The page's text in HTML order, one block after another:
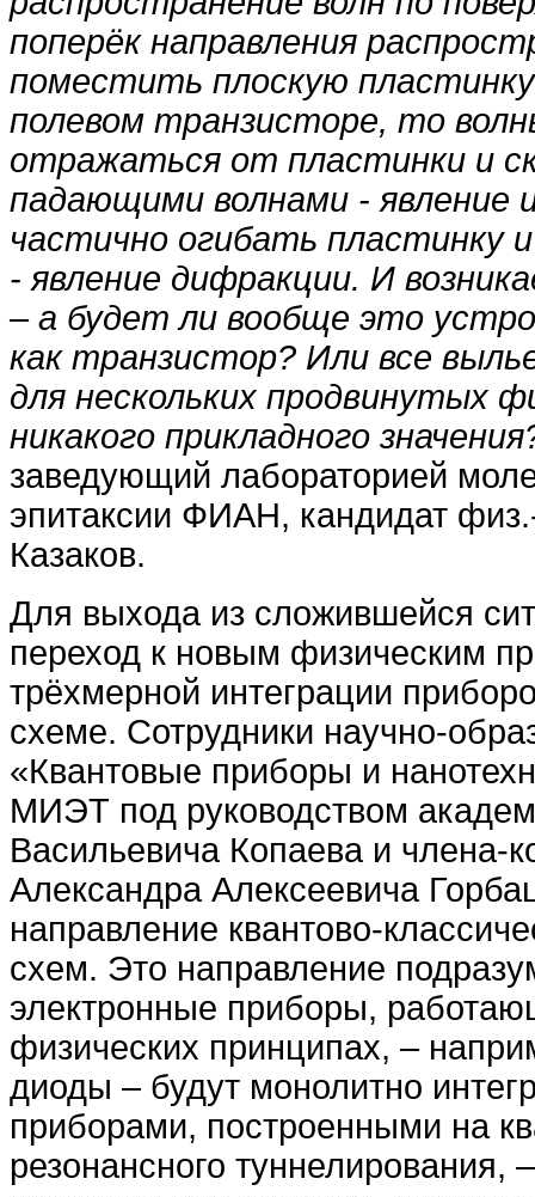
поперёк направления
поместить плоскую
полевом транзисторе, то
отражаться от пластинки и
падающими волнами - явление
частично огибать пластинку
- явление дифракции. И
– а будет ли вообще это
как транзистор? Или все
для нескольких продвинутых
никакого прикладного
заведующий лабораторией
эпитаксии ФИАН, кандидат
Казаков.
Для выхода из сложившейся
переход к новым физическим
трёхмерной интеграции
схеме. Сотрудники научно-
«Квантовые приборы и
МИЭТ под руководством
Васильевича Копаева и члена-
Александра Алексеевича
направление квантово-
схем. Это направление
электронные приборы,
физических принципах, –
диоды – будут монолитно
приборами, построенными на
резонансного туннелирования,